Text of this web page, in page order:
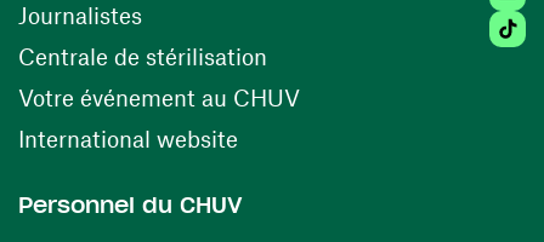
Journalistes
Centrale de stérilisation (ouvre une nouvelle
Votre événement au CHUV(ouvre une nouvelle
International website
Personnel du CHUV